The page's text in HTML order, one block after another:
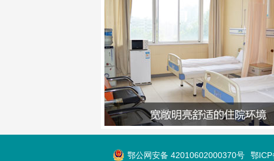
鄂公网安备 42010602000370号 鄂